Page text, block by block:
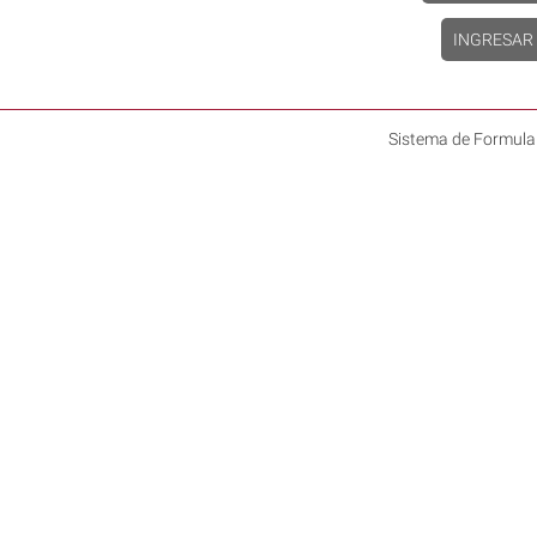
Sistema de